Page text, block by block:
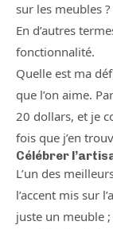
sur les meubles
En d’autres
fonctionnalité.
Quelle est ma
que l’on aime.
20 dollars, et je
fois que j’en
Célébrer
L’un des
l’accent mis sur
juste un meuble